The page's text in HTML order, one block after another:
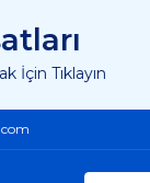
İçin Tıklayın